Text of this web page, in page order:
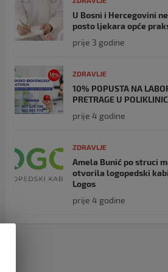
U Bosni i Hercegovini
posto ljekara opće
prije 3 godine
ZDRAVLJE
10% POPUSTA NA
PRETRAGE U
prije 4 godine
ZDRAVLJE
Amela Bunić po struci
otvorila logopedski
Logos
prije 4 godine